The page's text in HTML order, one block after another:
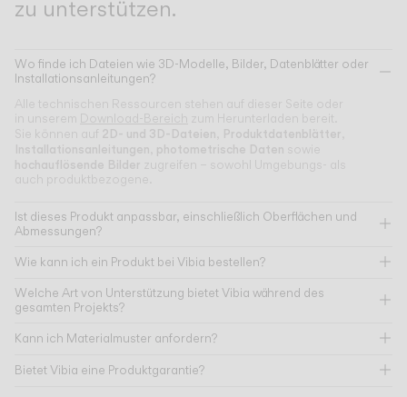
zu unterstützen.
Wo finde ich Dateien wie 3D-Modelle, Bilder, Datenblätter oder
Installationsanleitungen?
Alle technischen Ressourcen stehen auf dieser Seite oder
in unserem Download-Bereich zum Herunterladen bereit.
Sie können auf 2D- und 3D-Dateien Produktdatenblätter
Installationsanleitungen photometrische Daten sowie
hochauflösende Bilder zugreifen – sowohl Umgebungs- als
auch produktbezogene.
Ist dieses Produkt anpassbar, einschließlich Oberflächen und
Abmessungen?
Wie kann ich ein Produkt bei Vibia bestellen?
Welche Art von Unterstützung bietet Vibia während des
gesamten Projekts?
Kann ich Materialmuster anfordern?
Bietet Vibia eine Produktgarantie?